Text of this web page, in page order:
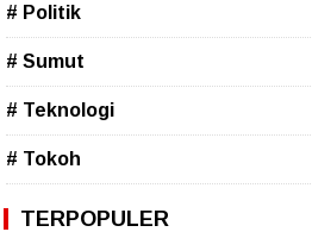
# Politik
# Sumut
# Teknologi
# Tokoh
TERPOPULER